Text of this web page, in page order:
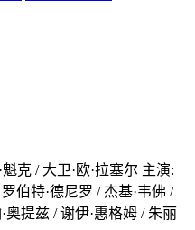
克 / 大卫·欧·拉塞尔 主演:
伯特·德尼罗 / 杰基·韦佛 /
奥提兹 / 谢伊·惠格姆 / 朱丽